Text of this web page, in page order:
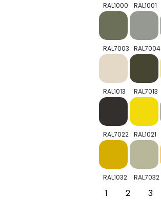
RAL1000 RAL1001
RAL7003 RAL7004
RAL1013 RAL7013
RAL7022 RAL1021
RAL1032 RAL7032
1 2 3